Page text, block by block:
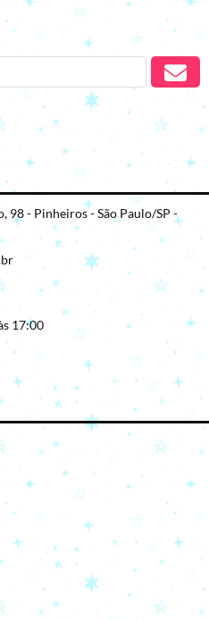
e-mail.
98 - Pinheiros - São Paulo/SP -
17:00